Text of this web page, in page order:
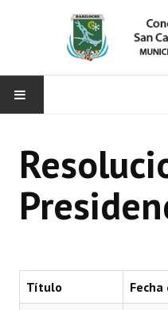
CONCEJO
Bloques Políticos
Comisiones Permanentes
Título Fecha